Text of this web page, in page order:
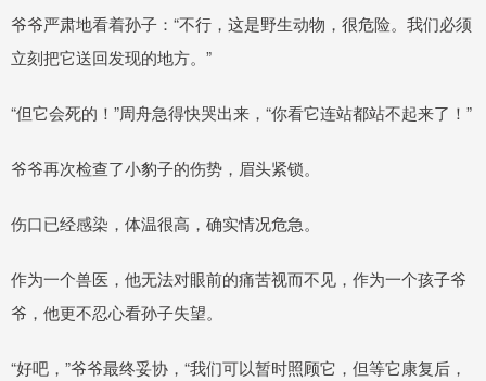
爷爷严肃地看着孙子：“不行，这是野生动物，很危险。我们必须
立刻把它送回发现的地方。”
“但它会死的！”周舟急得快哭出来，“你看它连站都站不起来了！”
爷爷再次检查了小豹子的伤势，眉头紧锁。
伤口已经感染，体温很高，确实情况危急。
作为一个兽医，他无法对眼前的痛苦视而不见，作为一个孩子爷
爷，他更不忍心看孙子失望。
“好吧，”爷爷最终妥协，“我们可以暂时照顾它，但等它康复后，